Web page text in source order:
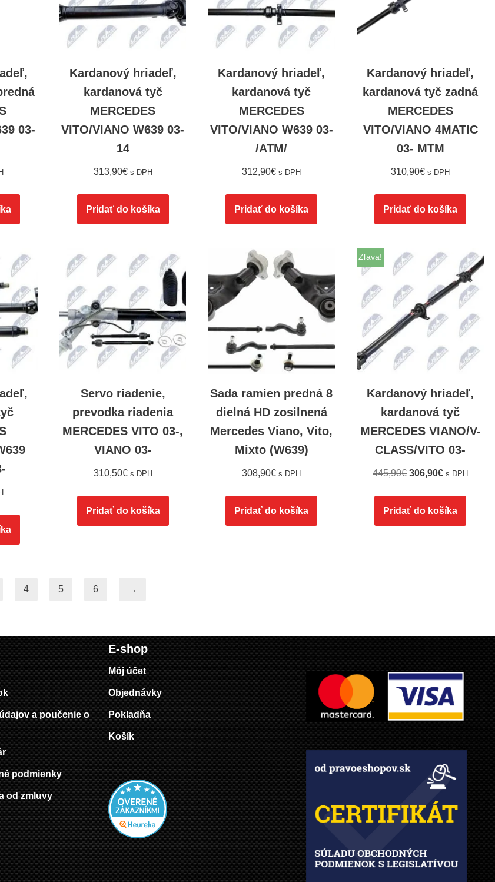
03-
Kardanový hriadeľ,
kardanová tyč
MERCEDES
VITO/VIANO W639 03-
14
313,90€ s DPH
Pridať do košíka
Kardanový hriadeľ,
kardanová tyč
MERCEDES
VITO/VIANO W639 03-
/ATM/
312,90€ s DPH
Pridať do košíka
Kardanový hriadeľ,
kardanová tyč zadná
MERCEDES
VITO/VIANO 4MATIC
03- MTM
310,90€ s DPH
Pridať do košíka
Servo riadenie,
prevodka riadenia
MERCEDES VITO 03-,
VIANO 03-
310,50€ s DPH
Pridať do košíka
Sada ramien predná 8
dielná HD zosilnená
Mercedes Viano, Vito,
Mixto (W639)
308,90€ s DPH
Pridať do košíka
Zľava!
Kardanový hriadeľ,
kardanová tyč
MERCEDES VIANO/V-
CLASS/VITO 03-
445,90€ 306,90€ s DPH
Pridať do košíka
4 5 6 →
a poučenie o
podmienky
od zmluvy
E-shop
Môj účet
Objednávky
Pokladňa
Košík